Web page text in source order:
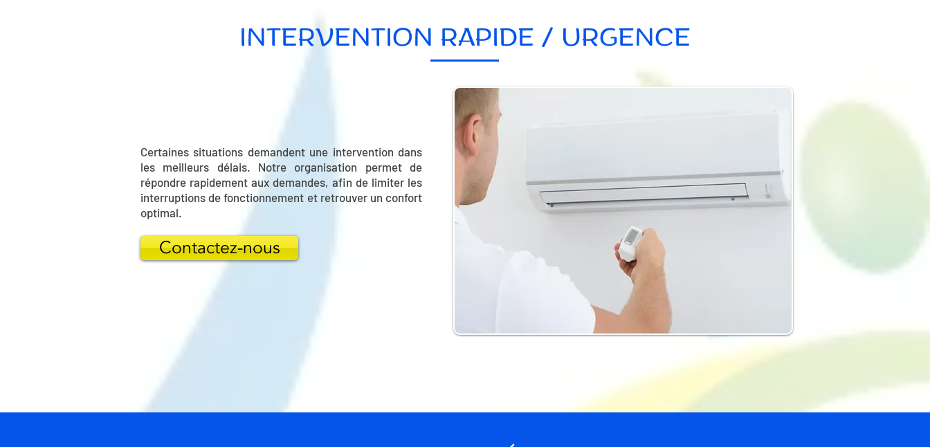
INTERVENTION RAPIDE / URGENCE
Certaines situations demandent une intervention dans
les meilleurs délais. Notre organisation permet de
répondre rapidement aux demandes, afin de limiter les
interruptions de fonctionnement et retrouver un confort
optimal.
Contactez-nous